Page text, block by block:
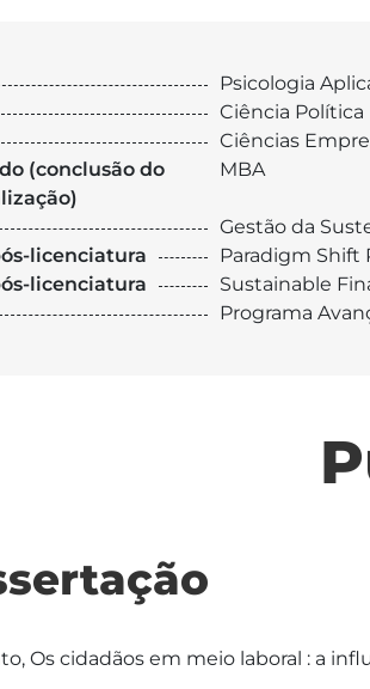
Psicologia
Ciência Política
Ciências
(conclusão do
MBA
Gestão da
licenciatura
Paradigm Shift
licenciatura
Sustainable
Programa
Os cidadãos em meio laboral : a